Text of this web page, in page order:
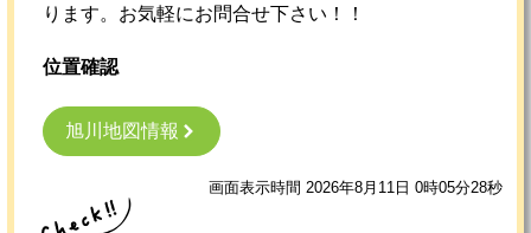
ります。お気軽にお問合せ下さい！！
位置確認
旭川地図情報
画面表示時間 2026年8月11日 0時05分28秒